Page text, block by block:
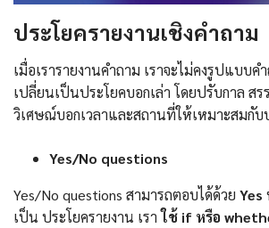
ประโยครายงานเชิงคำถาม
เมื่อเรารายงานคำถาม เราจะไม่คงรูปแบบค
เปลี่ยนเป็นประโยคบอกเล่า โดยปรับกาล ส
วิเศษณ์บอกเวลาและสถานที่ให้เหมาะสมกับ
Yes/No questions
Yes/No questions สามารถตอบได้ด้วย Yes
เป็น ประโยครายงาน เราใช้ if หรือ